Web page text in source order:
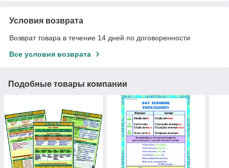
Условия возврата
Возврат товара в течение 14 дней по договоренности
Все условия возврата
Подобные товары компании